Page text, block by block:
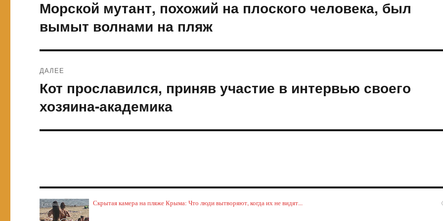
записям
Предыдущая
запись:
Морской мутант, похожий на плоского человека, был
вымыт волнами на пляж
ДАЛЕЕ
Следующая
Кот прославился, приняв участие в интервью своего
хозяина-академика
Скрытая камера на пляже Крыма: Что люди вытворяют, когда их не видят...